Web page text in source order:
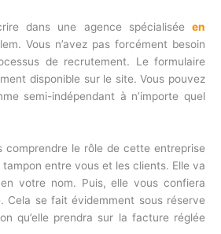
dans une agence spécialisée en
Vous n’avez pas forcément besoin
de recrutement. Le formulaire
disponible sur le site. Vous pouvez
semi-indépendant à n’importe quel
comprendre le rôle de cette entreprise
entre vous et les clients. Elle va
votre nom. Puis, elle vous confiera
Cela se fait évidemment sous réserve
qu’elle prendra sur la facture réglée